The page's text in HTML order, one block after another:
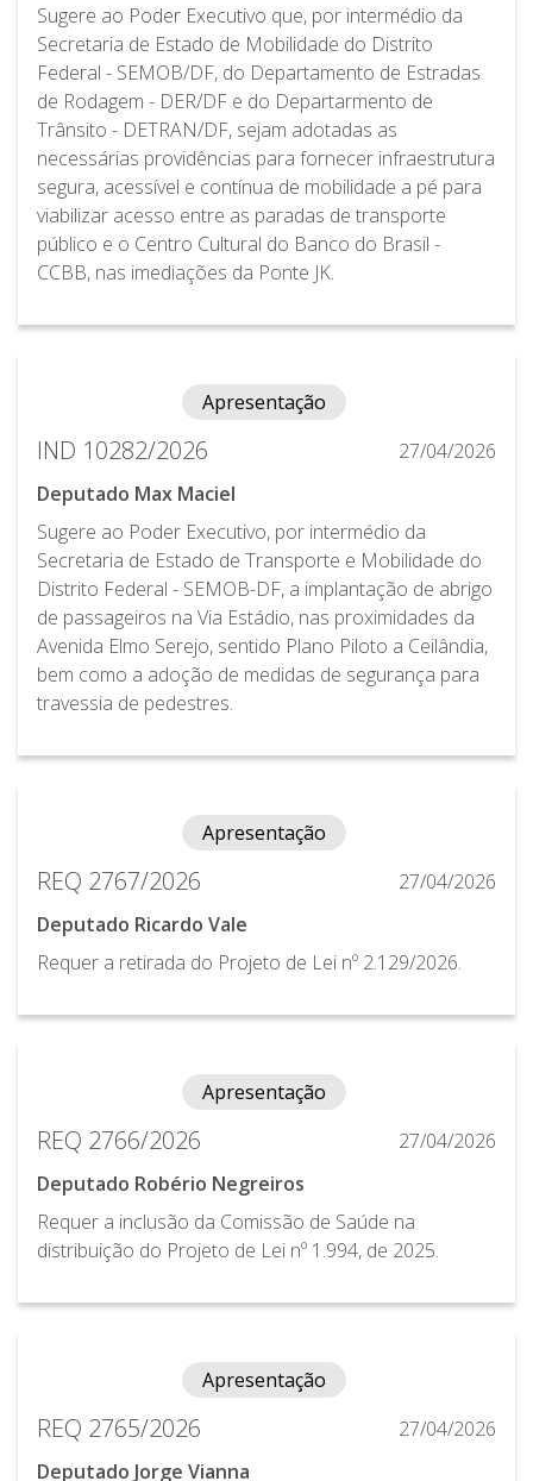
Sugere ao Poder Executivo que, por intermédio da
Secretaria de Estado de Mobilidade do Distrito
Federal - SEMOB/DF, do Departamento de Estradas
de Rodagem - DER/DF e do Departarmento de
Trânsito - DETRAN/DF, sejam adotadas as
necessárias providências para fornecer infraestrutura
segura, acessível e contínua de mobilidade a pé para
viabilizar acesso entre as paradas de transporte
público e o Centro Cultural do Banco do Brasil -
CCBB, nas imediações da Ponte JK.
Apresentação
IND 10282/2026
27/04/2026
Deputado Max Maciel
Sugere ao Poder Executivo, por intermédio da
Secretaria de Estado de Transporte e Mobilidade do
Distrito Federal - SEMOB-DF, a implantação de abrigo
de passageiros na Via Estádio, nas proximidades da
Avenida Elmo Serejo, sentido Plano Piloto a Ceilândia,
bem como a adoção de medidas de segurança para
travessia de pedestres.
Apresentação
REQ 2767/2026
27/04/2026
Deputado Ricardo Vale
Requer a retirada do Projeto de Lei nº 2.129/2026.
Apresentação
REQ 2766/2026
27/04/2026
Deputado Robério Negreiros
Requer a inclusão da Comissão de Saúde na
distribuição do Projeto de Lei nº 1.994, de 2025.
Apresentação
REQ 2765/2026
27/04/2026
Deputado Jorge Vianna